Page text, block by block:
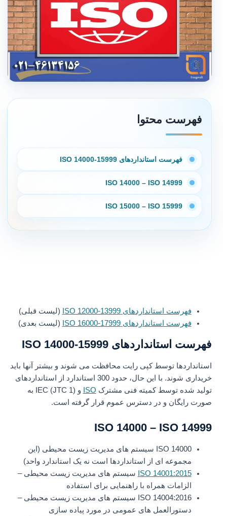
فهرست محتوا
فهرست استانداردهای ISO 14000-15999
ISO 14000 – ISO 14999
ISO 15000 – ISO 15999
فهرست استانداردهای ISO 12000-13999
(لیست قبلی)
فهرست استانداردهای ISO 16000-17999
(لیست بعدی)
فهرست استانداردهای ISO 14000-15999
استانداردها توسط کپی رایت محافظت می شوند و بیشتر آنها باید
خریداری شوند. با این حال، حدود 300 استاندارد از استانداردهای
تولید شده توسط کمیته فنی مشترک ISO
و IEC (JTC 1) به
صورت رایگان و در دسترس عموم قرار گرفته است.
ISO 14000 – ISO 14999
ISO 14000 سیستم های مدیریت زیست محیطی (این
مجموعه ای از استانداردها است نه یک استاندارد واحد)
ISO 14001:2015سیستم های مدیریت زیست محیطی –
الزامات همراه با راهنمایی برای استفاده
ISO 14004:2016 سیستم های مدیریت زیست محیطی –
دستورالعمل های عمومی در مورد پیاده سازی